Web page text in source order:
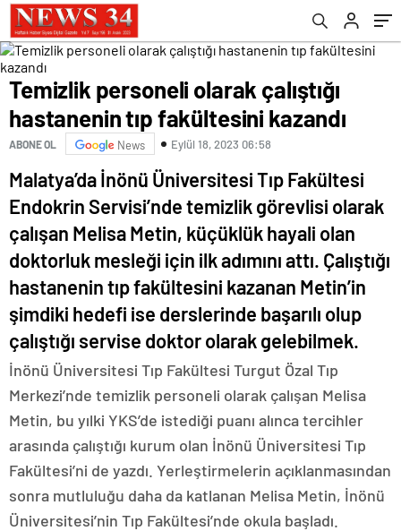
Temizlik personeli olarak çalıştığı
hastanenin tıp fakültesini kazandı
ABONE OL News Eylül 18, 2023 06:58
Malatya’da İnönü Üniversitesi Tıp Fakültesi
Endokrin Servisi’nde temizlik görevlisi olarak
çalışan Melisa Metin, küçüklük hayali olan
doktorluk mesleği için ilk adımını attı. Çalıştığı
hastanenin tıp fakültesini kazanan Metin’in
şimdiki hedefi ise derslerinde başarılı olup
çalıştığı servise doktor olarak gelebilmek.
İnönü Üniversitesi Tıp Fakültesi Turgut Özal Tıp
Merkezi’nde temizlik personeli olarak çalışan Melisa
Metin, bu yılki YKS’de istediği puanı alınca tercihler
arasında çalıştığı kurum olan İnönü Üniversitesi Tıp
Fakültesi’ni de yazdı. Yerleştirmelerin açıklanmasından
sonra mutluluğu daha da katlanan Melisa Metin, İnönü
Üniversitesi’nin Tıp Fakültesi’nde okula başladı.